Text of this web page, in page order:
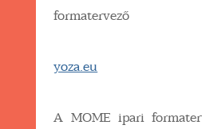
formatervező
yoza.eu
A MOME ipari